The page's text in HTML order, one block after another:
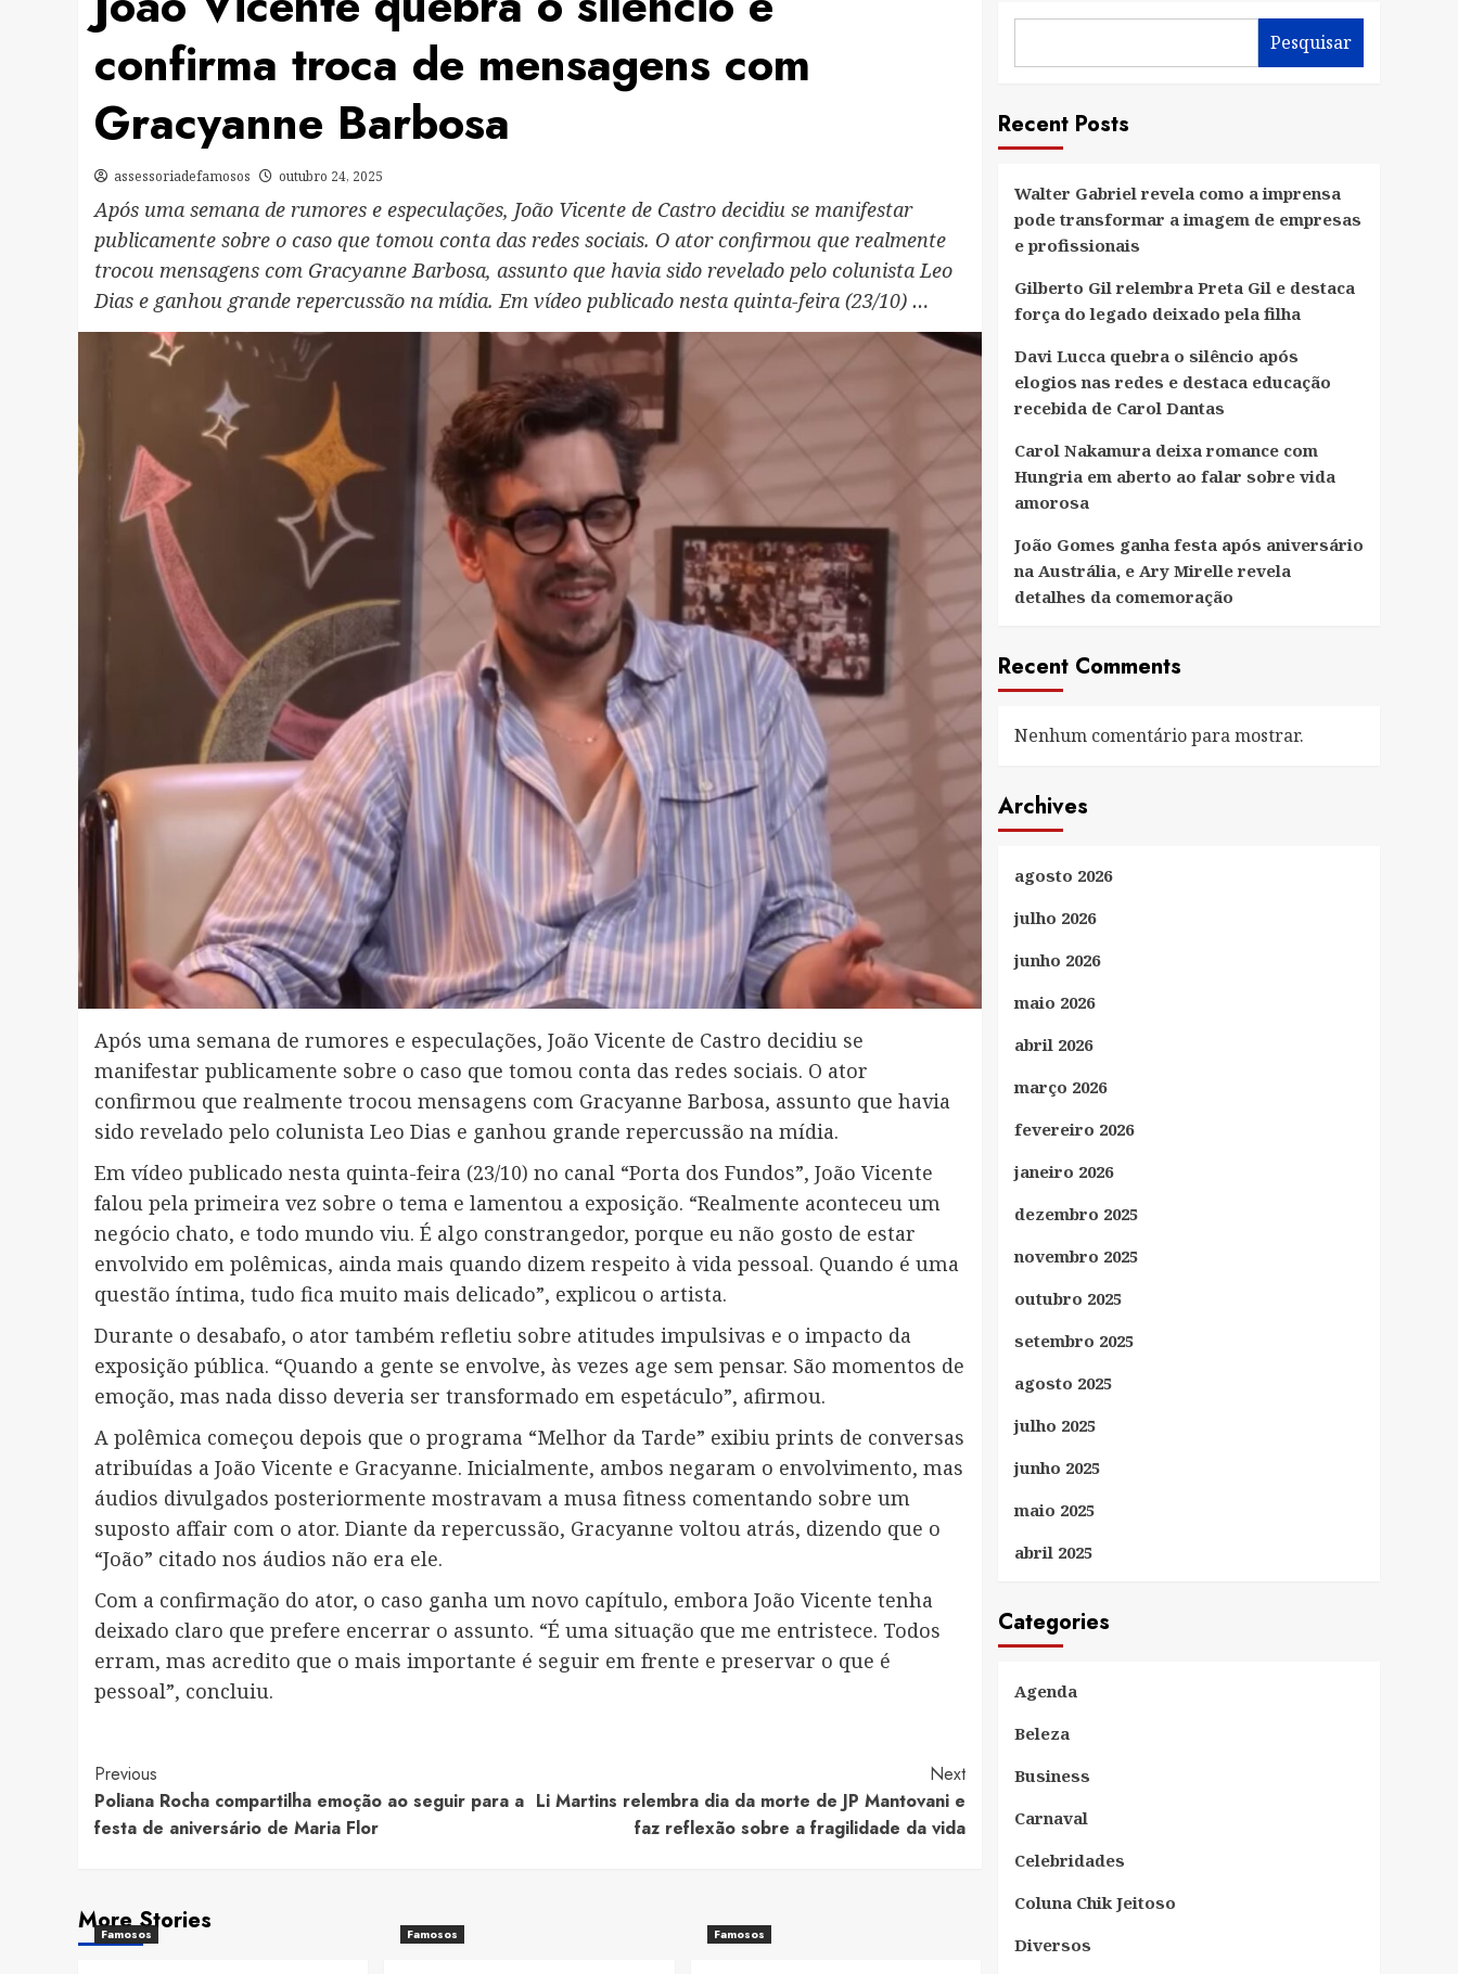
confirma troca de mensagens com
Gracyanne Barbosa
assessoriadefamosos outubro 24, 2025
Após uma semana de rumores e especulações, João Vicente de Castro decidiu se manifestar
publicamente sobre o caso que tomou conta das redes sociais. O ator confirmou que realmente
trocou mensagens com Gracyanne Barbosa, assunto que havia sido revelado pelo colunista Leo
Dias e ganhou grande repercussão na mídia. Em vídeo publicado nesta quinta-feira (23/10) …
Após uma semana de rumores e especulações, João Vicente de Castro decidiu se
manifestar publicamente sobre o caso que tomou conta das redes sociais. O ator
confirmou que realmente trocou mensagens com Gracyanne Barbosa, assunto que havia
sido revelado pelo colunista Leo Dias e ganhou grande repercussão na mídia.
Em vídeo publicado nesta quinta-feira (23/10) no canal “Porta dos Fundos”, João Vicente
falou pela primeira vez sobre o tema e lamentou a exposição. “Realmente aconteceu um
negócio chato, e todo mundo viu. É algo constrangedor, porque eu não gosto de estar
envolvido em polêmicas, ainda mais quando dizem respeito à vida pessoal. Quando é uma
questão íntima, tudo fica muito mais delicado”, explicou o artista.
Durante o desabafo, o ator também refletiu sobre atitudes impulsivas e o impacto da
exposição pública. “Quando a gente se envolve, às vezes age sem pensar. São momentos de
emoção, mas nada disso deveria ser transformado em espetáculo”, afirmou.
A polêmica começou depois que o programa “Melhor da Tarde” exibiu prints de conversas
atribuídas a João Vicente e Gracyanne. Inicialmente, ambos negaram o envolvimento, mas
áudios divulgados posteriormente mostravam a musa fitness comentando sobre um
suposto affair com o ator. Diante da repercussão, Gracyanne voltou atrás, dizendo que o
“João” citado nos áudios não era ele.
Com a confirmação do ator, o caso ganha um novo capítulo, embora João Vicente tenha
deixado claro que prefere encerrar o assunto. “É uma situação que me entristece. Todos
erram, mas acredito que o mais importante é seguir em frente e preservar o que é
pessoal”, concluiu.
Post
Navigation
Previous
Poliana Rocha compartilha emoção ao seguir para a
festa de aniversário de Maria Flor
Next
Li Martins relembra dia da morte de JP Mantovani e
faz reflexão sobre a fragilidade da vida
More Stories
Famosos Famosos Famosos
Pesquisar
Recent Posts
Walter Gabriel revela como a imprensa
pode transformar a imagem de empresas
e profissionais
Gilberto Gil relembra Preta Gil e destaca
força do legado deixado pela filha
Davi Lucca quebra o silêncio após
elogios nas redes e destaca educação
recebida de Carol Dantas
Carol Nakamura deixa romance com
Hungria em aberto ao falar sobre vida
amorosa
João Gomes ganha festa após aniversário
na Austrália, e Ary Mirelle revela
detalhes da comemoração
Recent Comments
Nenhum comentário para mostrar.
Archives
agosto 2026
julho 2026
junho 2026
maio 2026
abril 2026
março 2026
fevereiro 2026
janeiro 2026
dezembro 2025
novembro 2025
outubro 2025
setembro 2025
agosto 2025
julho 2025
junho 2025
maio 2025
abril 2025
Categories
Agenda
Beleza
Business
Carnaval
Celebridades
Coluna Chik Jeitoso
Diversos